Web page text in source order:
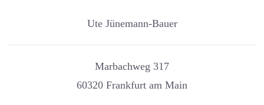
Ute Jünemann-Bauer
Marbachweg 317
60320 Frankfurt am Main